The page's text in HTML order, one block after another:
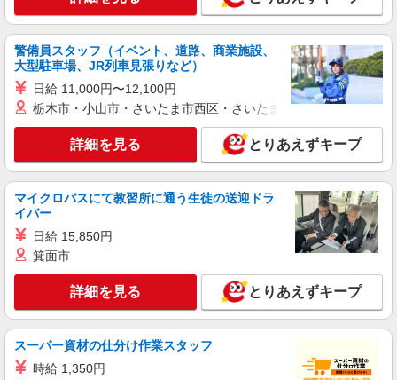
警備員スタッフ（イベント、道路、商業施設、
大型駐車場、JR列車見張りなど）
日給 11,000円〜12,100円
栃木市・小山市・さいたま市西区・さいたま市岩槻区・久喜市・
詳細を見る とりあえずキープ
マイクロバスにて教習所に通う生徒の送迎ドラ
イバー
日給 15,850円
箕面市
詳細を見る とりあえずキープ
スーパー資材の仕分け作業スタッフ
時給 1,350円